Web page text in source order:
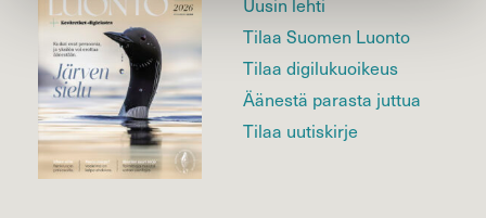
Uusin lehti
Tilaa Suomen Luonto
Tilaa digilukuoikeus
Äänestä parasta juttua
Tilaa uutiskirje